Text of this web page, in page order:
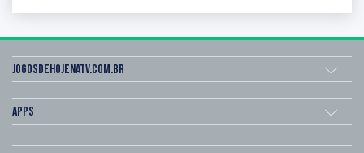
Jogosdehojenatv.com.br
Apps